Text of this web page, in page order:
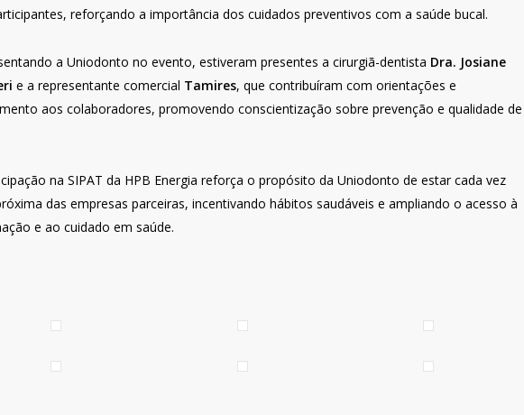
reforçando a importância dos cuidados preventivos com a saúde bucal.
a Uniodonto no evento, estiveram presentes a cirurgiã-dentista Dra. Josiane
e a representante comercial Tamires, que contribuíram com orientações e
aos colaboradores, promovendo conscientização sobre prevenção e qualidade de
na SIPAT da HPB Energia reforça o propósito da Uniodonto de estar cada vez
das empresas parceiras, incentivando hábitos saudáveis e ampliando o acesso à
e ao cuidado em saúde.